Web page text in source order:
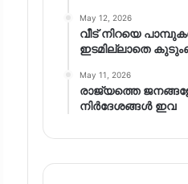
May 12, 2026
വീട് നിറയെ
ഇടമില്ലാതെ
May 11, 2026
രാജ്യത്തെ
നിര്‍ദേശങ്ങള്‍ ഇവ